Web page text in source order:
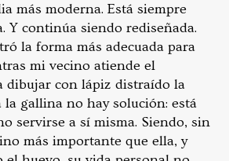
más moderna. Está siempre
Y continúa siendo rediseñada.
la forma más adecuada para
mi vecino atiende el
dibujar con lápiz distraído la
la gallina no hay solución: está
servirse a sí misma. Siendo, sin
más importante que ella, y